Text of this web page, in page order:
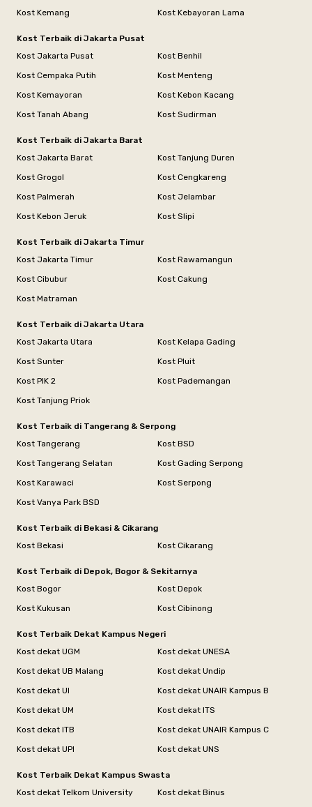
Kost Kemang
Kost Kebayoran Lama
Kost Terbaik di Jakarta Pusat
Kost Jakarta Pusat
Kost Benhil
Kost Cempaka Putih
Kost Menteng
Kost Kemayoran
Kost Kebon Kacang
Kost Tanah Abang
Kost Sudirman
Kost Terbaik di Jakarta Barat
Kost Jakarta Barat
Kost Tanjung Duren
Kost Grogol
Kost Cengkareng
Kost Palmerah
Kost Jelambar
Kost Kebon Jeruk
Kost Slipi
Kost Terbaik di Jakarta Timur
Kost Jakarta Timur
Kost Rawamangun
Kost Cibubur
Kost Cakung
Kost Matraman
Kost Terbaik di Jakarta Utara
Kost Jakarta Utara
Kost Kelapa Gading
Kost Sunter
Kost Pluit
Kost PIK 2
Kost Pademangan
Kost Tanjung Priok
Kost Terbaik di Tangerang & Serpong
Kost Tangerang
Kost BSD
Kost Tangerang Selatan
Kost Gading Serpong
Kost Karawaci
Kost Serpong
Kost Vanya Park BSD
Kost Terbaik di Bekasi & Cikarang
Kost Bekasi
Kost Cikarang
Kost Terbaik di Depok, Bogor & Sekitarnya
Kost Bogor
Kost Depok
Kost Kukusan
Kost Cibinong
Kost Terbaik Dekat Kampus Negeri
Kost dekat UGM
Kost dekat UNESA
Kost dekat UB Malang
Kost dekat Undip
Kost dekat UI
Kost dekat UNAIR Kampus B
Kost dekat UM
Kost dekat ITS
Kost dekat ITB
Kost dekat UNAIR Kampus C
Kost dekat UPI
Kost dekat UNS
Kost Terbaik Dekat Kampus Swasta
Kost dekat Telkom University
Kost dekat Binus